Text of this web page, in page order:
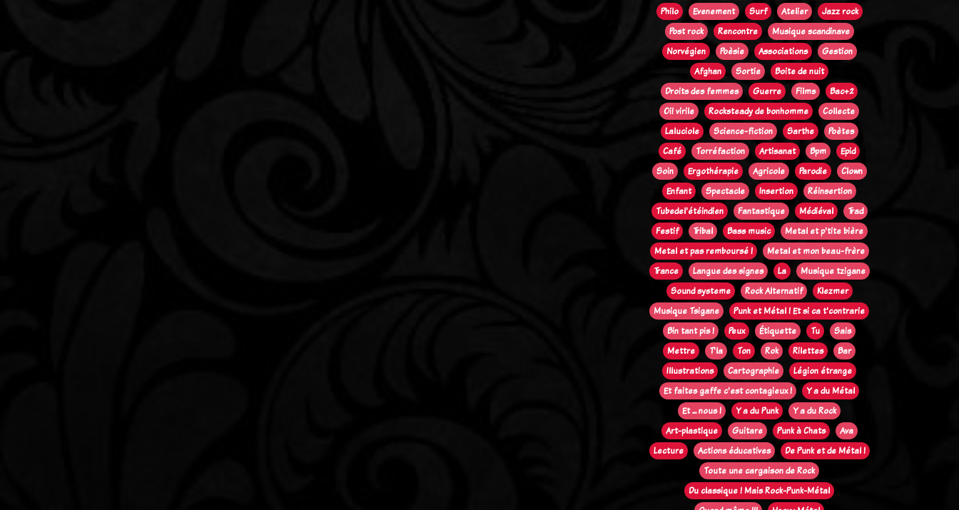
Philo
Evenement Surf Atelier
Jazz rock
Post rock
Rencontre
Musique scandinave
Norvégien
Poèsie Associations
Gestion
Afghan
Sortie
Boite de nuit
Droits des femmes
Guerre Films
Bac+2
Oi! virile
Rocksteady de bonhomme
Collecte
Laluciole
Science-fiction Sarthe
Poètes
Café
Torréfaction Artisanat Bpm
Epid
Soin
Ergothérapie Agricole Parodie
Clown
Enfant
Spectacle Insertion
Réinsertion
Tubedel'étéindien
Fantastique Médiéval
Trad
Festif
Tribal Bass music
Metal et p'tite bière
Metal et pas remboursé !
Metal et mon beau-frère
Trance
Langue des signes La
Musique tzigane
Sound systeme
Rock Alternatif
Klezmer
Musique Tsigane
Punk et Métal ! Et si ca t'contrarie
Bin tant pis !
Peux Étiquette Tu
Sais
Mettre
T'la Ton Rok Rilettes
Bar
Illustrations
Cartographie
Légion étrange
Et faites gaffe c'est contagieux !
Y a du Métal
Et ... nous !
Y a du Punk
Y a du Rock
Art-plastique
Guitare Punk à Chats
Ava
Lecture
Actions éducatives
De Punk et de Métal !
Toute une cargaison de Rock
Du classique ! Mais Rock-Punk-Métal